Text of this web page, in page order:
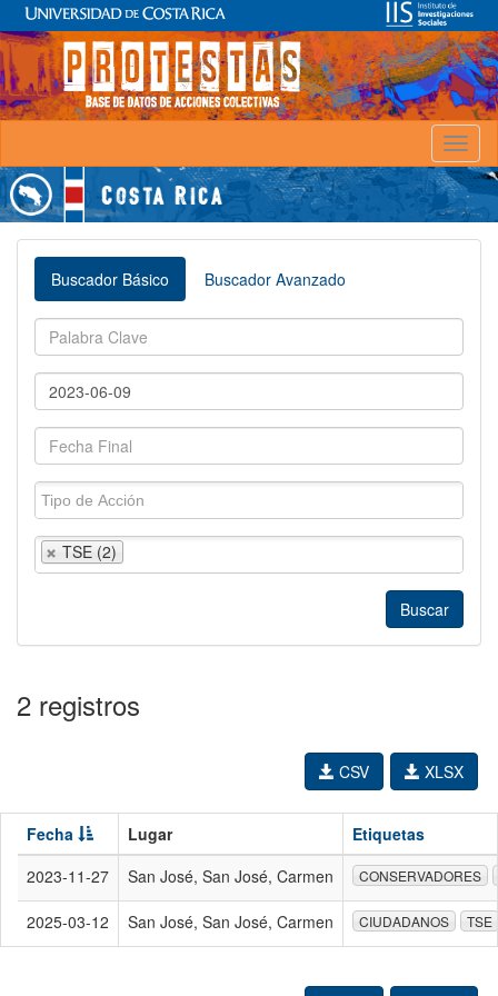
Buscador Básico Buscador Avanzado
TSE (2)
2 registros
XLSX
CSV
Fecha Lugar
Etiquetas
2023-11-27
San José, San José, Carmen CONSERVADORES
2025-03-12 San José, San José, Carmen CIUDADANOS TSE